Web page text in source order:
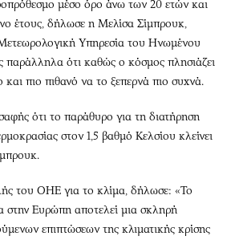
μέσο όρο άνω των 20 ετών και
έτους, δήλωσε η Μελίσα Σίμπρουκ,
Υπηρεσία του Ηνωμένου
παράλληλα ότι καθώς ο κόσμος πλησιάζει
και πιο πιθανό να το ξεπερνά πιο συχνά.
ότι το παράθυρο για τη διατήρηση
στον 1,5 βαθμό Κελσίου κλείνει
του ΟΗΕ για το κλίμα, δήλωσε: «Το
στην Ευρώπη αποτελεί μια σκληρή
επιπτώσεων της κλιματικής κρίσης